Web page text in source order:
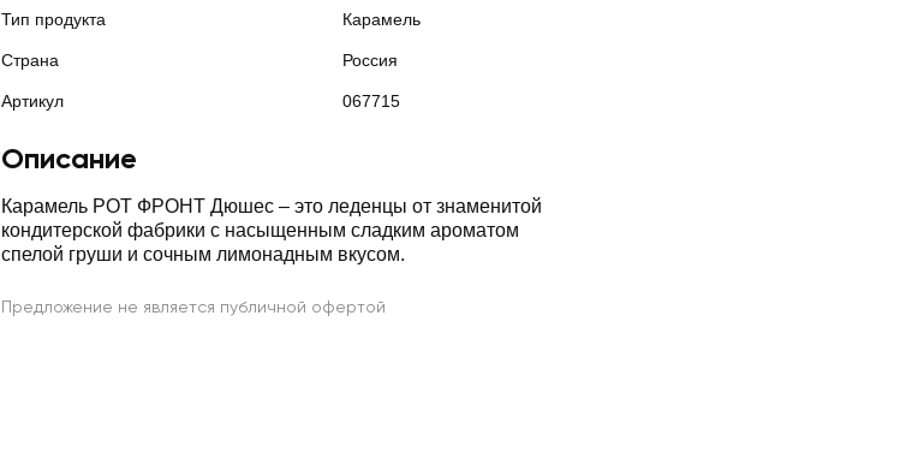
Тип продукта Карамель
Страна Россия
Артикул 067715
Описание
Карамель РОТ ФРОНТ Дюшес – это леденцы от знаменитой
кондитерской фабрики с насыщенным сладким ароматом
спелой груши и сочным лимонадным вкусом.
Предложение не является публичной офертой